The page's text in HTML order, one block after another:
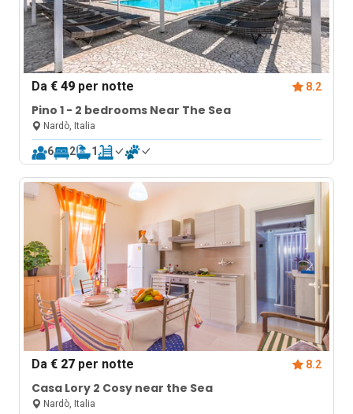
Da€ 49 per notte 8.2
Pino 1 - 2 bedrooms Near The Sea
Nardò, Italia
6 2 1
Da€ 27 per notte 8.2
Casa Lory 2 Cosy near the Sea
Nardò, Italia